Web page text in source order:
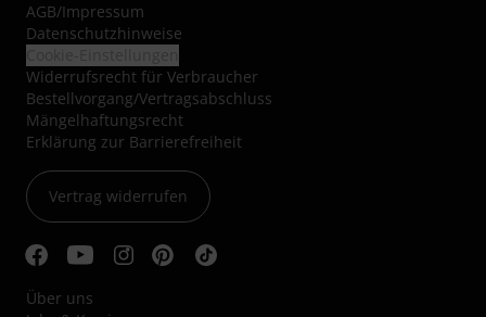
AGB/Impressum
Datenschutzhinweise
Widerrufsrecht für Verbraucher
Bestellvorgang/Vertragsabschluss
Mängelhaftungsrecht
Erklärung zur Barrierefreiheit
Vertrag widerrufen
Über uns